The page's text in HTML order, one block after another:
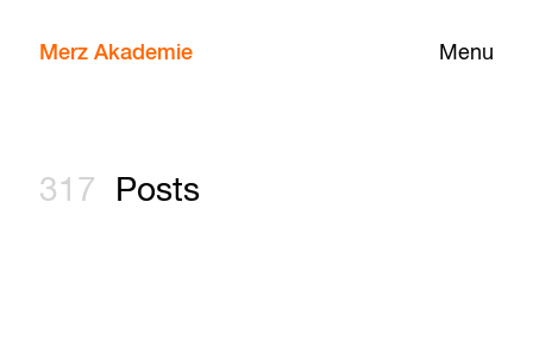
Menu
Merz Akademie
317 Posts